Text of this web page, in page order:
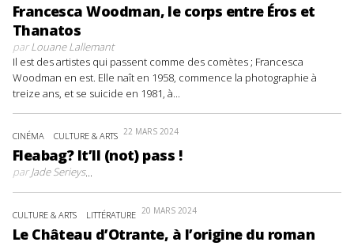
Francesca Woodman, le corps entre Éros et
Thanatos
parLouane Lallemant
Il est des artistes qui passent comme des comètes ; Francesca
Woodman en est. Elle naît en 1958, commence la photographie à
treize ans, et se suicide en 1981, à...
CINÉMA CULTURE & ARTS 22 MARS 2024
Fleabag? It’ll (not) pass !
parJade Serieys...
CULTURE & ARTS LITTÉRATURE 20 MARS 2024
Le Château d’Otrante, à l’origine du roman